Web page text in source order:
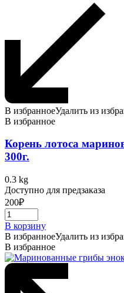
В избранноеУдалить из
В избранное
Корень лотоса
300г.
0.3 kg
Доступно для предзаказа
200₽
В корзину
В избранноеУдалить из
В избранное